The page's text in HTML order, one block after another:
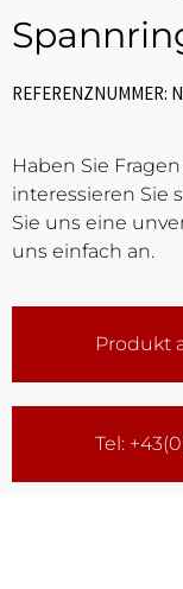
REFERENZNUMMER:
Haben Sie
interessieren Sie
Sie uns eine
uns einfach an.
Produkt
Tel: